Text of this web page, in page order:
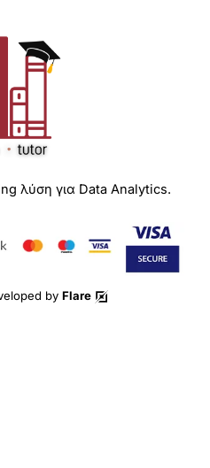
λύση για Data Analytics.
by Flare